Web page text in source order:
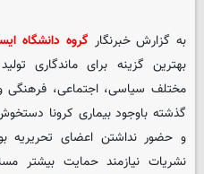
به گزارش خبرنگار گروه دانشگاه
بهترین گزینه برای ماندگاری
مختلف سیاسی، اجتماعی،
گذشته باوجود بیماری کرونا
و حضور نداشتن اعضای تحریریه
نشریات نیازمند حمایت بیشتر